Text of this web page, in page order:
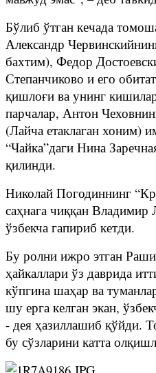
Бўлиб ўтган кечада
Александр
бахтим), Федор
Степанчиково и его
қишлоғи ва унинг
парчалар, Антон
(Лайча етаклаган хоним)
“Чайка”даги Нина
қилинди.
Николай Погодиннинг
саҳнага чиққан Владимир
ўзбекча гапириб кетди.
Бу ролни ижро этган
ҳайкаллари ўз даврида
кўпгина шаҳар ва
шу ерга келган экан,
- дея ҳазиллашиб қўйди.
бу сўзларини катта